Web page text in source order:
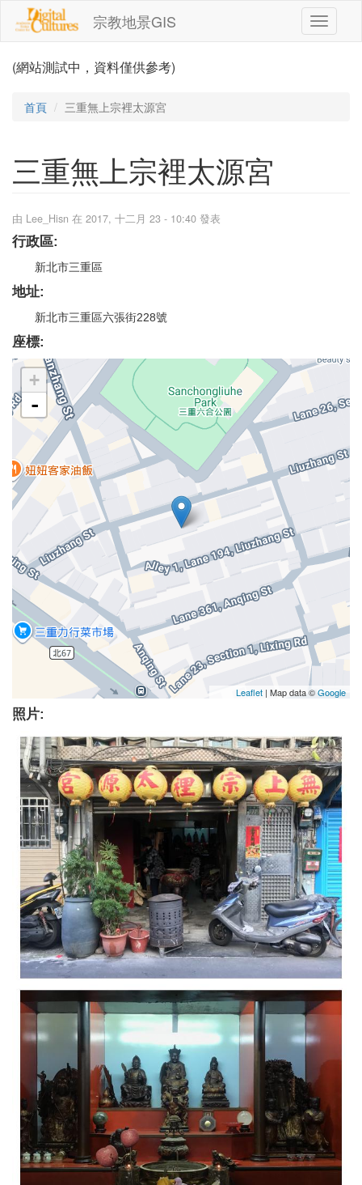
移至主內容
宗教地景GIS
Toggle
(網站測試中，資料僅供參考)
首頁 三重無上宗裡太源宮
三重無上宗裡太源宮
由 Lee_Hisn 在 2017, 十二月 23 - 10:40 發表
行政區:
新北市三重區
地址:
新北市三重區六張街228號
座標:
+
-
Leaflet | Map data ©Google
照片: